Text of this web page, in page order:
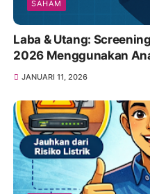
SAHAM
Laba & Utang:
2026 Menggunakan
JANUARI 11, 2026